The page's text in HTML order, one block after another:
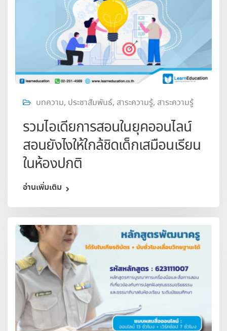
บทความ, ประชาสัมพันธ์, สาระความรู้, สาระความรู้
รวมไอเดียการสอนในยุคออนไลน์
สอนยังไงให้ใกล้ชิดเด็กเสมือนเรียน
ในห้องปกติ
อ่านเพิ่มเติม